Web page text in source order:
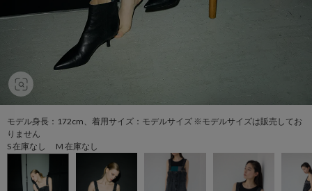
モデル身長：172cm、着用サイズ：モデルサイズ ※モデルサイズは販売してお
りません
S 在庫なし M 在庫なし